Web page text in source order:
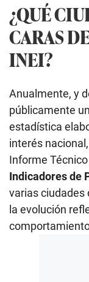
¿QUÉ
CARAS
INEI?
Anualmente, y
públicamente
estadística
interés
Informe
Indicadores de
varias ciudades
la evolución